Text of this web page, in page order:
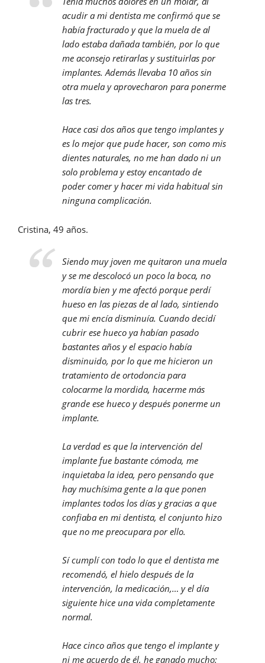
acudir a mi dentista me confirmó que se
había fracturado y que la muela de al
lado estaba dañada también, por lo que
me aconsejo retirarlas y sustituirlas por
implantes. Además llevaba 10 años sin
otra muela y aprovecharon para ponerme
las tres.
Hace casi dos años que tengo implantes y
es lo mejor que pude hacer, son como mis
dientes naturales, no me han dado ni un
solo problema y estoy encantado de
poder comer y hacer mi vida habitual sin
ninguna complicación.
Cristina, 49 años.
Siendo muy joven me quitaron una muela
y se me descolocó un poco la boca, no
mordía bien y me afectó porque perdí
hueso en las piezas de al lado, sintiendo
que mi encía disminuía. Cuando decidí
cubrir ese hueco ya habían pasado
bastantes años y el espacio había
disminuido, por lo que me hicieron un
tratamiento de ortodoncia para
colocarme la mordida, hacerme más
grande ese hueco y después ponerme un
implante.
La verdad es que la intervención del
implante fue bastante cómoda, me
inquietaba la idea, pero pensando que
hay muchísima gente a la que ponen
implantes todos los días y gracias a que
confiaba en mi dentista, el conjunto hizo
que no me preocupara por ello.
Sí cumplí con todo lo que el dentista me
recomendó, el hielo después de la
intervención, la medicación,… y el día
siguiente hice una vida completamente
normal.
Hace cinco años que tengo el implante y
ni me acuerdo de él, he ganado mucho: